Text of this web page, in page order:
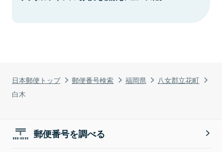
日本郵便トップ 郵便番号検索 福岡県
八女郡立花町
白木
郵便番号を調べる